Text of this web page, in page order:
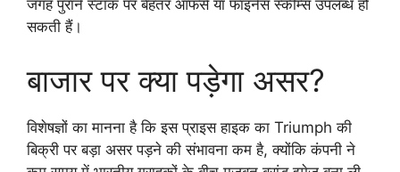
जगह पुराने स्टॉक पर बेहतर ऑफर्स या फाइनेंस स्कीम्स उपलब्ध हो
सकती हैं।
बाजार पर क्या पड़ेगा असर?
विशेषज्ञों का मानना है कि इस प्राइस हाइक का Triumph की
बिक्री पर बड़ा असर पड़ने की संभावना कम है, क्योंकि कंपनी ने